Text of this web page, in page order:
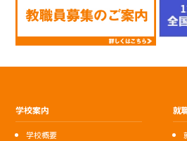
学校案内
学校概要
就